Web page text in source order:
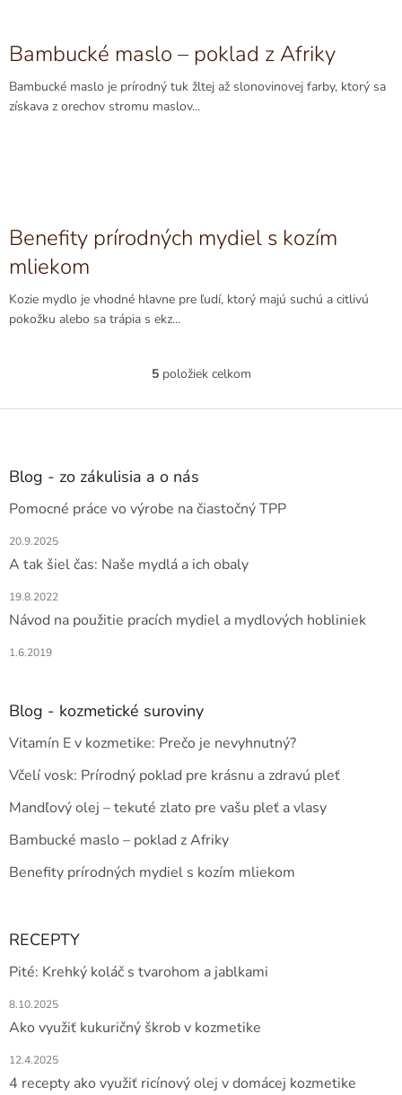
Bambucké maslo – poklad z Afriky
Bambucké maslo je prírodný tuk žltej až slonovinovej farby, ktorý sa
získava z orechov stromu maslov...
Benefity prírodných mydiel s kozím
mliekom
Kozie mydlo je vhodné hlavne pre ľudí, ktorý majú suchú a citlivú
pokožku alebo sa trápia s ekz...
O
l
i
e
v
v
u
5položiek celkom
Z
Blog - zo zákulisia a o nás
Pomocné práce vo výrobe na čiastočný TPP
20.9.2025
A tak šiel čas: Naše mydlá a ich obaly
19.8.2022
Návod na použitie pracích mydiel a mydlových hobliniek
1.6.2019
Blog - kozmetické suroviny
Vitamín E v kozmetike: Prečo je nevyhnutný?
Včelí vosk: Prírodný poklad pre krásnu a zdravú pleť
Mandľový olej – tekuté zlato pre vašu pleť a vlasy
Bambucké maslo – poklad z Afriky
Benefity prírodných mydiel s kozím mliekom
RECEPTY
Pité: Krehký koláč s tvarohom a jablkami
8.10.2025
Ako využiť kukuričný škrob v kozmetike
12.4.2025
4 recepty ako využiť ricínový olej v domácej kozmetike